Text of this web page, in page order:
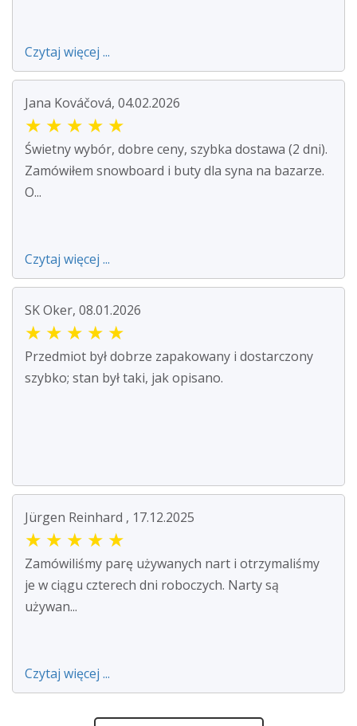
Czytaj więcej ...
Jana Kováčová, 04.02.2026
★ ★ ★ ★ ★
Świetny wybór, dobre ceny, szybka dostawa (2 dni).
Zamówiłem snowboard i buty dla syna na bazarze.
O...
Czytaj więcej ...
SK Oker, 08.01.2026
★ ★ ★ ★ ★
Przedmiot był dobrze zapakowany i dostarczony
szybko; stan był taki, jak opisano.
Jürgen Reinhard , 17.12.2025
★ ★ ★ ★ ★
Zamówiliśmy parę używanych nart i otrzymaliśmy
je w ciągu czterech dni roboczych. Narty są
używan...
Czytaj więcej ...